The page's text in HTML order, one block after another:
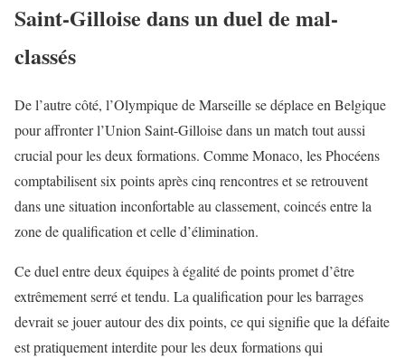
Saint-Gilloise dans un duel de mal-
classés
De l’autre côté, l’Olympique de Marseillese déplace en Belgique
pour affronter l’Union Saint-Gilloise dans un match tout aussi
crucial pour les deux formations. Comme Monaco, les Phocéens
comptabilisent six points après cinq rencontres et se retrouvent
dans une situation inconfortable au classement, coincés entre la
zone de qualification et celle d’élimination.
Ce duel entre deux équipes à égalité de points promet d’être
extrêmement serré et tendu. La qualification pour les barrages
devrait se jouer autour des dix points, ce qui signifie que la défaite
est pratiquement interdite pour les deux formations qui